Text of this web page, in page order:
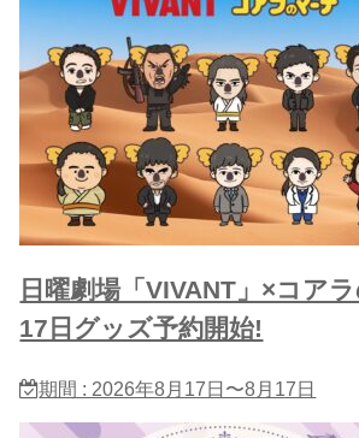
日曜劇場「VIVANT」×コア
17日グッズ予約開始!
期間 : 2026年8月17日〜8月17日